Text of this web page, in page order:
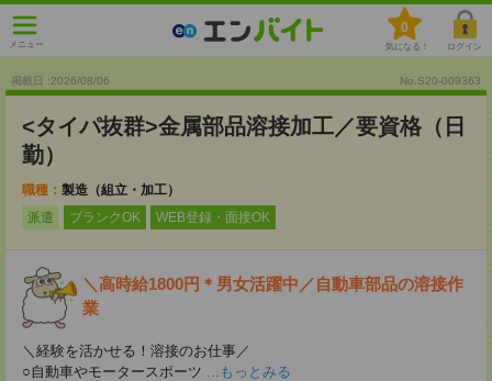
メニュー
0
気になる！ ログイン
掲載日 :2026/08/06 No.S20-009363
<タイパ抜群>金属部品溶接加工／要資格（日
勤）
職種： 製造（組立・加工）
派遣
ブランクOK WEB登録・面接OK
＼高時給1800円＊男女活躍中／自動車部品の溶接作
業
＼経験を活かせる！溶接のお仕事／
○自動車やモータースポーツ ...もっとみる